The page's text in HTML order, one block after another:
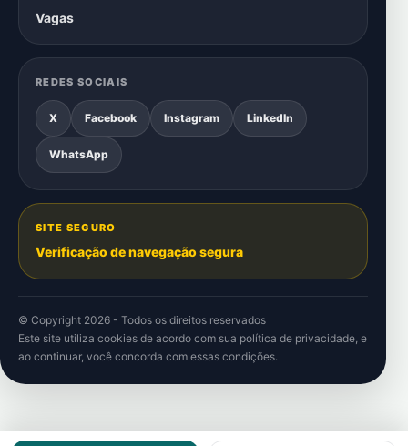
Vagas
REDES SOCIAIS
X Facebook Instagram LinkedIn
WhatsApp
SITE SEGURO
Verificação de navegação segura
© Copyright 2026 - Todos os direitos reservados
Este site utiliza cookies de acordo com sua política de privacidade, e
ao continuar, você concorda com essas condições.